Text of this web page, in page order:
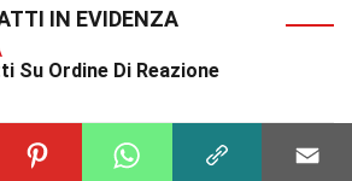
IN EVIDENZA
Su Ordine Di Reazione
Su Sintesi Di Prodotti Naturali